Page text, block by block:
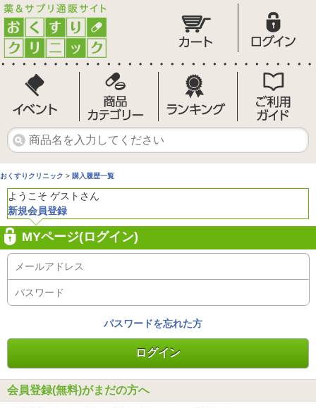
おくすりクリニック > 購入履歴一覧
ようこそ ゲストさん
新規会員登録
MYページ(ログイン)
パスワードを忘れた方
会員登録(無料)がまだの方へ